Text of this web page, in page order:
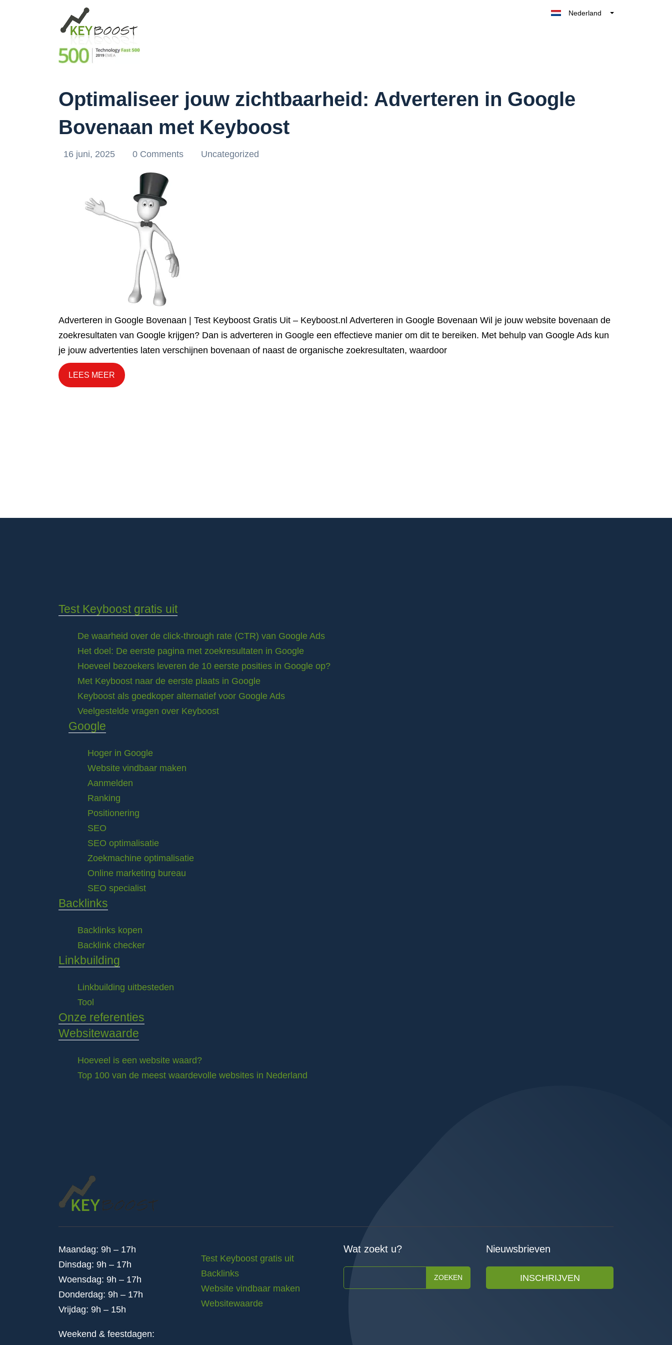
Nederland
España
Optimaliseer jouw zichtbaarheid: Adverteren in Google
Bovenaan met Keyboost
16 juni, 2025 0 Comments Uncategorized
Adverteren in Google Bovenaan | Test Keyboost Gratis Uit – Keyboost.nl Adverteren in Google Bovenaan Wil je jouw website bovenaan de
zoekresultaten van Google krijgen? Dan is adverteren in Google een effectieve manier om dit te bereiken. Met behulp van Google Ads kun
je jouw advertenties laten verschijnen bovenaan of naast de organische zoekresultaten, waardoor
LEES MEER
Test Keyboost gratis uit
De waarheid over de click-through rate (CTR) van Google Ads
Het doel: De eerste pagina met zoekresultaten in Google
Hoeveel bezoekers leveren de 10 eerste posities in Google op?
Met Keyboost naar de eerste plaats in Google
Keyboost als goedkoper alternatief voor Google Ads
Veelgestelde vragen over Keyboost
Google
Hoger in Google
Website vindbaar maken
Aanmelden
Ranking
Positionering
SEO
SEO optimalisatie
Zoekmachine optimalisatie
Online marketing bureau
SEO specialist
Backlinks
Backlinks kopen
Backlink checker
Linkbuilding
Linkbuilding uitbesteden
Tool
Onze referenties
Websitewaarde
Hoeveel is een website waard?
Top 100 van de meest waardevolle websites in Nederland
Maandag: 9h – 17h
Dinsdag: 9h – 17h
Woensdag: 9h – 17h
Donderdag: 9h – 17h
Vrijdag: 9h – 15h
Weekend & feestdagen:
Test Keyboost gratis uit
Backlinks
Website vindbaar maken
Websitewaarde
Wat zoekt u?
ZOEKEN
Nieuwsbrieven
INSCHRIJVEN